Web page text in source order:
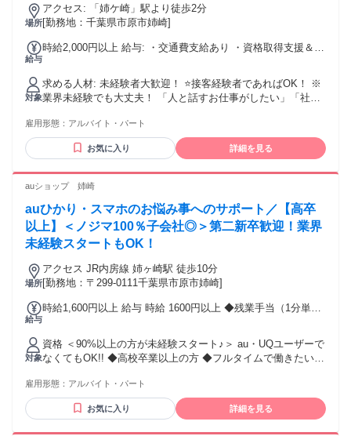
場所
アクセス: 「姉ケ崎」駅より徒歩2分
[勤務地：千葉県市原市姉崎]
給与
時給2,000円以上 給与: ・交通費支給あり ・資格取得支援＆手
対象
求める人材: 未経験者大歓迎！ ⭐接客経験者であればOK！ ※
業界未経験でも大丈夫！ 「人と話すお仕事がしたい」「社会
上心ある方大歓迎！
雇用形態： アルバイト・パート
お気に入り 詳細を見る
auショップ 姉崎
auひかり・スマホのお悩み事へのサポート／【高卒
以上】＜ノジマ100％子会社◎＞第二新卒歓迎！業界
未経験スタートもOK！
場所
アクセス JR内房線 姉ヶ崎駅 徒歩10分
[勤務地：〒299-0111千葉県市原市姉崎]
給与
時給1,600円以上 給与 時給 1600円以上 ◆残業手当（1分単位
円～） 皆さんのがんばりをしっかり評価して積極的に昇給し
ていきます!! ※最大時給1800円(経験3年/勤務地による) 交通
費：交通費支給 月額10万円まで
対象
資格 ＜90%以上の方が未経験スタート♪＞ au・UQユーザーで
なくてもOK!! ◆高校卒業以上の方 ◆フルタイムで働きたい方
できる方優遇! ◆半年以上勤務可能な方 ＜こんな方もぜひ！
＞ ◇未経験でも始められる仕事がいい ◇接客・販売スキルを
活かしたい ◇安定して長く働きたいetc. ＜色々なお仕事経験
雇用形態： アルバイト・パート
お気に入り 詳細を見る